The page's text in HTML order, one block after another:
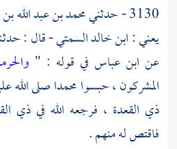
3130 - حدثني
محمد بن عبد الله
يعني : ابن خالد السمتي- قال :
عن ابن عباس في قوله : "
المشركون ، حبسوا محمدا صلى الله
ذي القعدة ، فرجعه الله في ذي
فاقتص له منهم .